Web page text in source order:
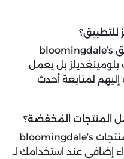
بالتأكيد، يُمكن لمستخدمي تطبيق bloomingdale’s
بل يعمل
إليهم لمتابعة أحدث
المنتجات المُخفضة؟
نعم، يُمكنك الآن الحصول على منتجات bloomingdale’s
إضافي عند استخدامك لـ